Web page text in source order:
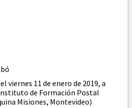
viernes 11 de enero de 2019, a
de Formación Postal
Misiones, Montevideo)